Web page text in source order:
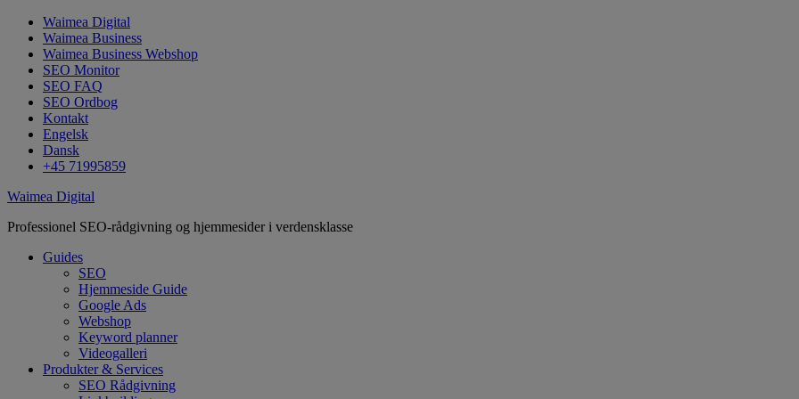
Waimea Digital
Waimea Business
Waimea Business Webshop
SEO Monitor
SEO FAQ
SEO Ordbog
Kontakt
Engelsk
Dansk
+45 71995859
Waimea Digital
Professionel SEO-rådgivning og hjemmesider i verdensklasse
Guides
SEO
Hjemmeside Guide
Google Ads
Webshop
Keyword planner
Videogalleri
Produkter & Services
SEO Rådgivning